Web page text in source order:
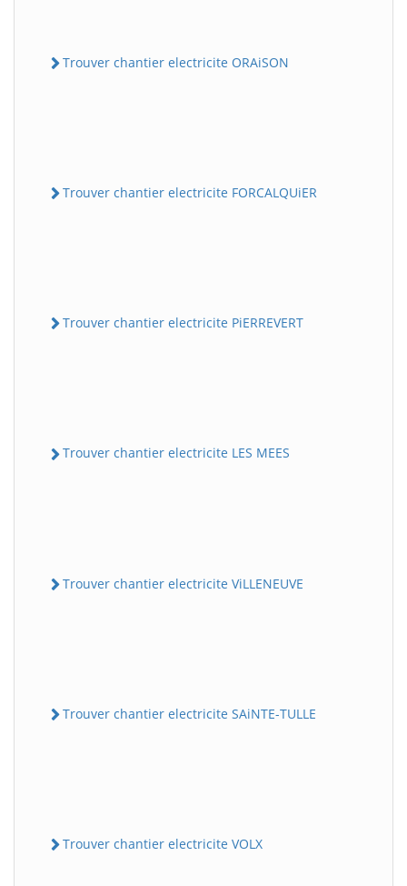
Trouver chantier electricite ORAiSON
Trouver chantier electricite FORCALQUiER
Trouver chantier electricite PiERREVERT
Trouver chantier electricite LES MEES
Trouver chantier electricite ViLLENEUVE
Trouver chantier electricite SAiNTE-TULLE
Trouver chantier electricite VOLX